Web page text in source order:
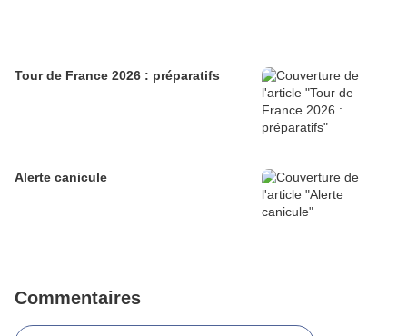
Tour de France 2026 : préparatifs
Alerte canicule
Commentaires